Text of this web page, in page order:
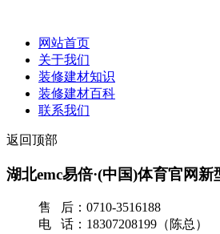
网站首页
关于我们
装修建材知识
装修建材百科
联系我们
返回顶部
湖北emc易倍·(中国)体育官网新
售 后：0710-3516188
电 话：18307208199（陈总）